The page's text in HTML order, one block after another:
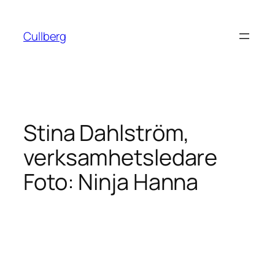
innehåll
Cullberg
Stina Dahlström,
verksamhetsledare
Foto: Ninja Hanna